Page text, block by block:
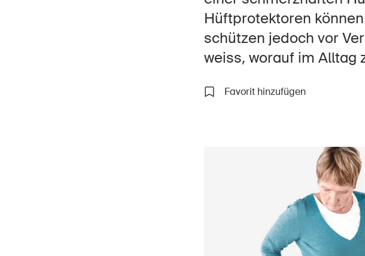
Hüftprotektoren
schützen jedoch vor
weiss, worauf im Alltag
Favorit hinzufügen